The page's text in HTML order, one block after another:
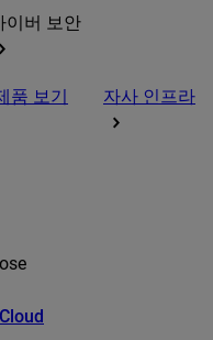
이버 보안
품 보기 자사 인프라